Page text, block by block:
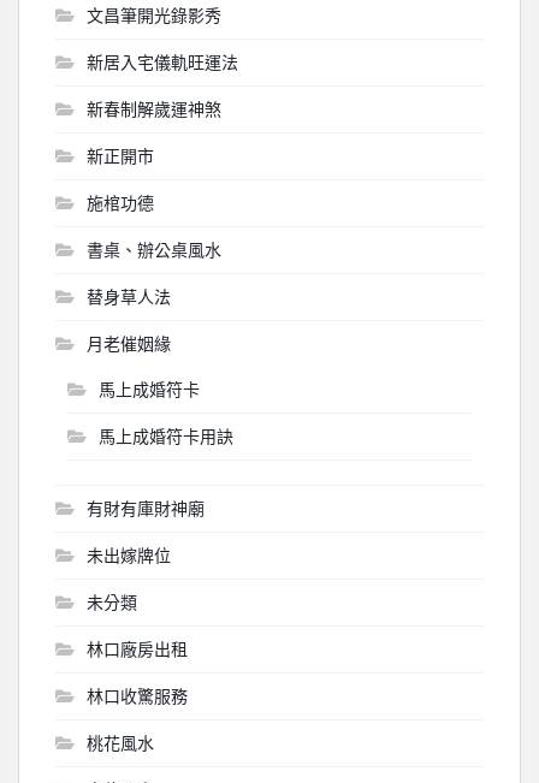
文昌筆開光錄影秀
新居入宅儀軌旺運法
新春制解歲運神煞
新正開市
施棺功德
書桌、辦公桌風水
替身草人法
月老催姻緣
馬上成婚符卡
馬上成婚符卡用訣
有財有庫財神廟
未出嫁牌位
未分類
林口廠房出租
林口收驚服務
桃花風水